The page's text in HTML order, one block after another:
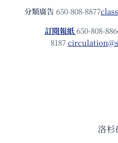
分類廣告 650-808-8877
訂閱報紙 650-808-
8187
洛杉